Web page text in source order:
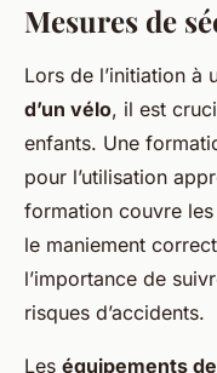
Mesures de
Lors de l’initiation à
d’un vélo, il est
enfants. Une
pour l’utilisation
formation couvre
le maniement
l’importance de
risques d’accidents.
Les équipements